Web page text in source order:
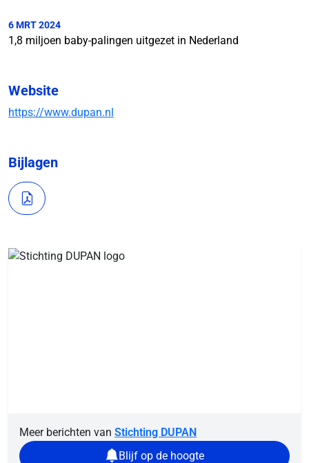
6 MRT 2024
1,8 miljoen baby-palingen uitgezet in Nederland
Website
https://www.dupan.nl
Bijlagen
Meer berichten van Stichting DUPAN
Blijf op de hoogte